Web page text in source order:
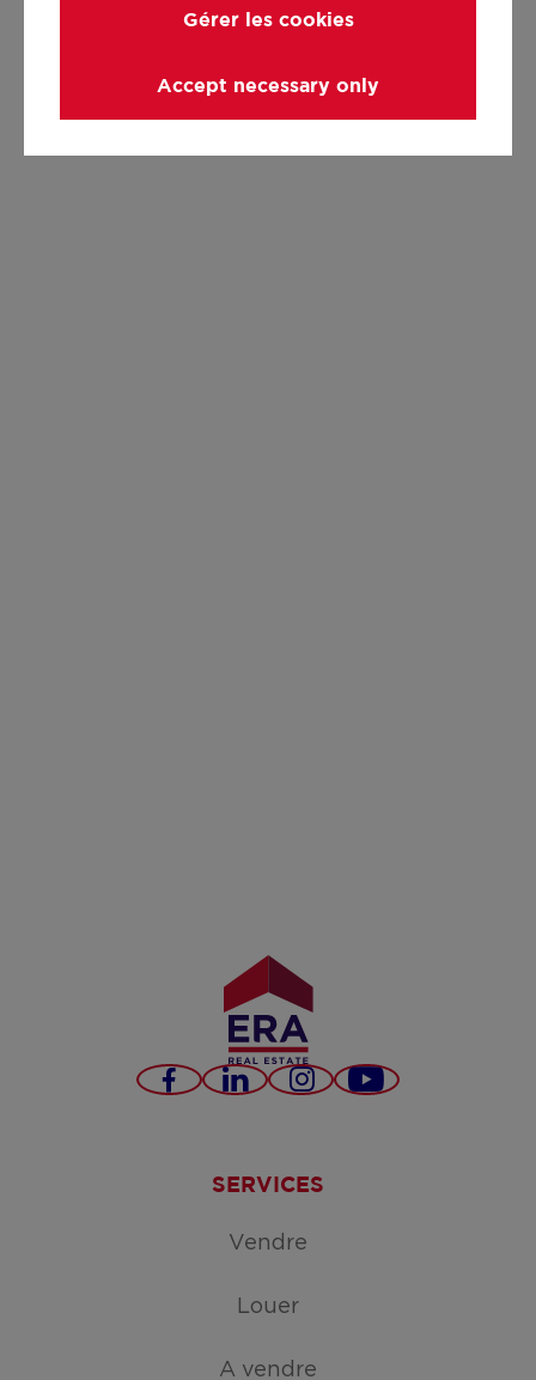
Facebook
LinkedInInstagramYouTube
SERVICES
Vendre
Louer
A vendre
Gérer les cookies
Accept necessary only